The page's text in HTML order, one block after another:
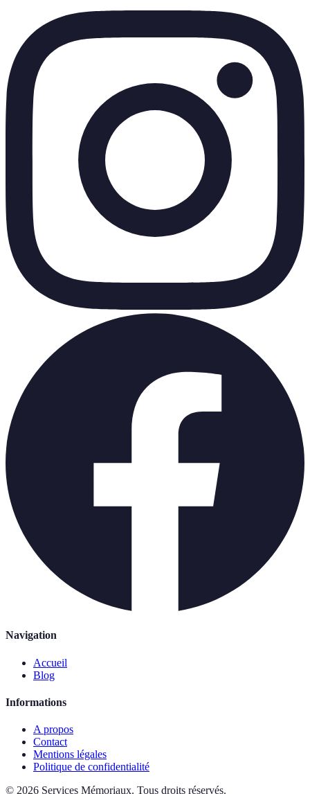
Navigation
Accueil
Blog
Informations
A propos
Contact
Mentions légales
Politique de confidentialité
© 2026 Services Mémoriaux. Tous droits réservés.